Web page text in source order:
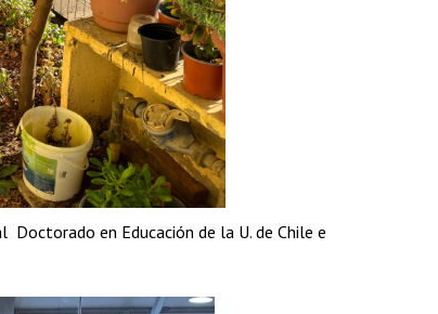
Doctorado en Educación de la U. de Chile e